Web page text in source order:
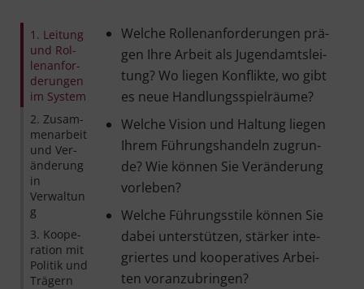
1. Lei­tung
und Rol­
len­an­for­
de­run­gen
im System
2. Zusam­
men­ar­beit
und Ver­
än­de­rung
in
Verwaltun
g
3. Koope­
ra­ti­on mit
Poli­tik und
Trägern
Wel­che Rol­len­an­for­de­run­gen prä­
gen Ihre Arbeit als Jugend­amts­lei­
tung? Wo lie­gen Kon­flik­te, wo gibt
es neue Handlungsspielräume?
Wel­che Visi­on und Hal­tung lie­gen
Ihrem Füh­rungs­han­deln zugrun­
de? Wie kön­nen Sie Ver­än­de­rung
vorleben?
Wel­che Füh­rungs­sti­le kön­nen Sie
dabei unter­stüt­zen, stär­ker inte­
grier­tes und koope­ra­ti­ves Arbei­
ten voranzubringen?